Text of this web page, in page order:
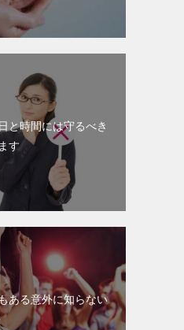
と時間には守るべき
す
ある意外に知らない